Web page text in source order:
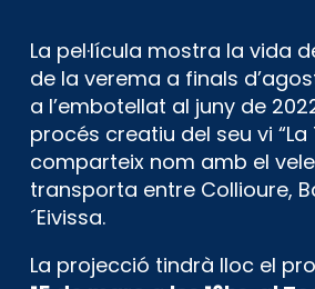
La pel·lícula mostra la vida
de la verema a finals
a l’embotellat al juny de
procés creatiu del seu vi “La
comparteix nom amb el
transporta entre Collioure,
´Eivissa.
La projecció tindrà lloc el